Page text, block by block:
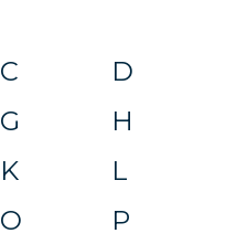
C
D
G
H
K
L
O
P